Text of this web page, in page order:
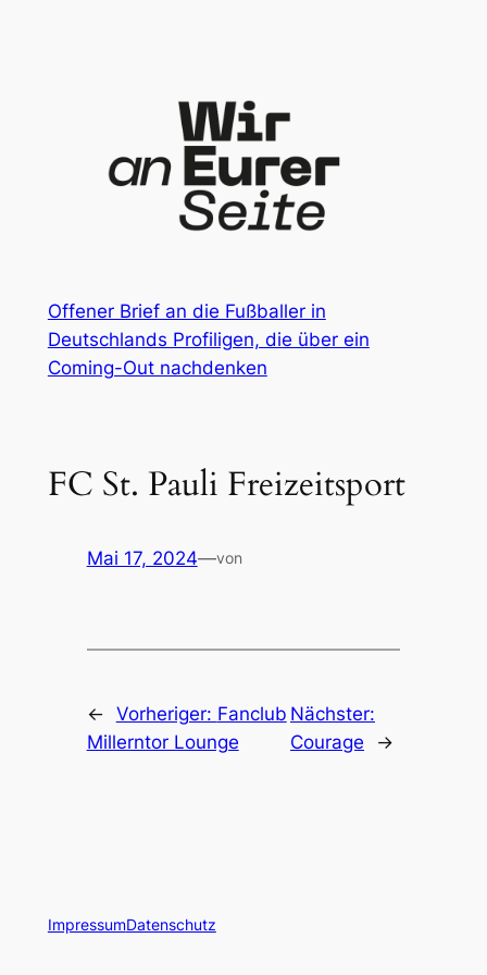
Offener Brief an die Fußballer in
Deutschlands Profiligen, die über ein
Coming-Out nachdenken
FC St. Pauli Freizeitsport
Mai 17, 2024—von
← Vorheriger: Fanclub
Millerntor Lounge
Nächster:
Courage
→
ImpressumDatenschutz